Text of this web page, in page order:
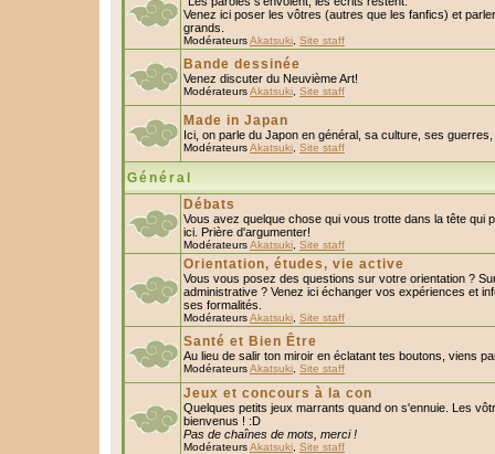
Venez ici poser les vôtres (autres que les fanfics) et
grands.
ModérateursAkatsuki Site staff
Bande dessinée
Venez discuter du Neuvième Art!
ModérateursAkatsuki Site staff
Made in Japan
Ici, on parle du Japon en général, sa culture, ses
ModérateursAkatsuki Site staff
Général
Débats
Vous avez quelque chose qui vous trotte dans la tête qui
ici. Prière d'argumenter!
ModérateursAkatsuki Site staff
Orientation, études, vie active
Vous vous posez des questions sur votre orientation ?
administrative ? Venez ici échanger vos expériences et
ses formalités.
ModérateursAkatsuki Site staff
Santé et Bien Être
Au lieu de salir ton miroir en éclatant tes boutons, viens
ModérateursAkatsuki Site staff
Jeux et concours à la con
Quelques petits jeux marrants quand on s'ennuie. Les
bienvenus ! :D
Pas de chaînes de mots, merci !
ModérateursAkatsuki Site staff